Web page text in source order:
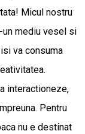
Micul nostru
un mediu vesel si
va consuma
interactioneze,
Pentru
nu e destinat